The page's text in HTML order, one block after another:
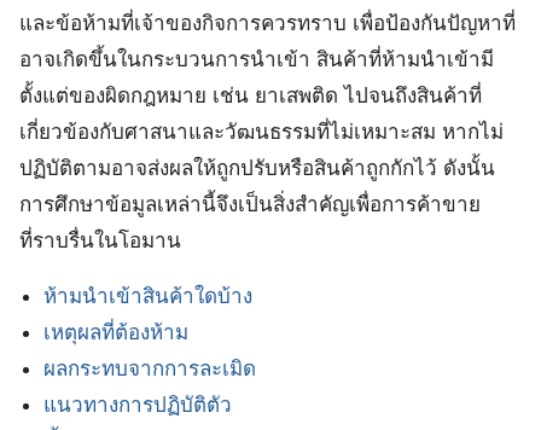
และข้อห้ามที่เจ้าของกิจการควรทราบ เพื่อป้องกันปัญหาที่
อาจเกิดขึ้นในกระบวนการนำเข้า สินค้าที่ห้ามนำเข้ามี
ตั้งแต่ของผิดกฎหมาย เช่น ยาเสพติด ไปจนถึงสินค้าที่
เกี่ยวข้องกับศาสนาและวัฒนธรรมที่ไม่เหมาะสม หากไม่
ปฏิบัติตามอาจส่งผลให้ถูกปรับหรือสินค้าถูกกักไว้ ดังนั้น
การศึกษาข้อมูลเหล่านี้จึงเป็นสิ่งสำคัญเพื่อการค้าขาย
ที่ราบรื่นในโอมาน
ห้ามนำเข้าสินค้าใดบ้าง
เหตุผลที่ต้องห้าม
ผลกระทบจากการละเมิด
แนวทางการปฏิบัติตัว